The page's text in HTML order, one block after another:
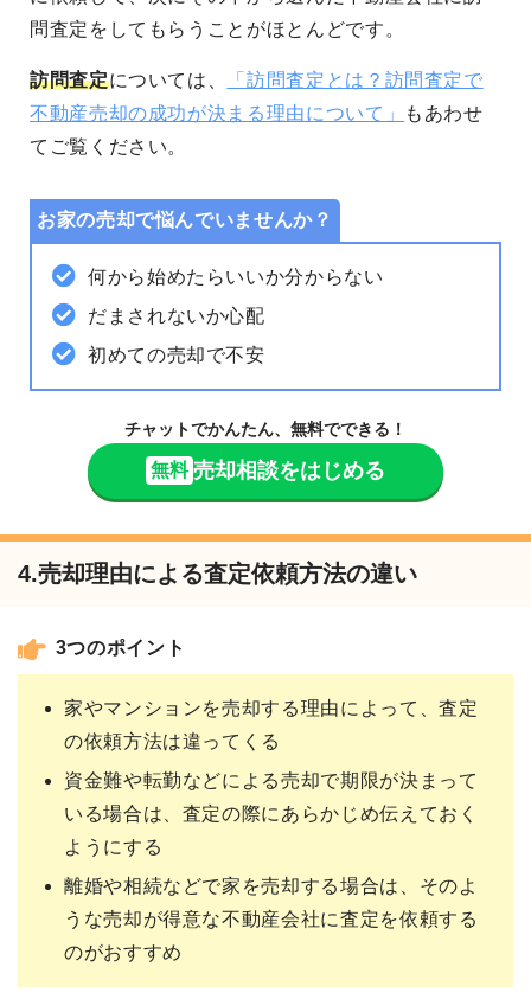
問査定をしてもらうことがほとんどです。
訪問査定については、
「訪問査定とは？訪問査定で
不動産売却の成功が決まる理由について」
もあわせ
てご覧ください。
お家の売却で悩んでいませんか？
何から始めたらいいか分からない
だまされないか心配
初めての売却で不安
チャットでかんたん、無料でできる！
無料 売却相談をはじめる
4.売却理由による査定依頼方法の違い
3つのポイント
家やマンションを売却する理由によって、査定
の依頼方法は違ってくる
資金難や転勤などによる売却で期限が決まって
いる場合は、査定の際にあらかじめ伝えておく
ようにする
離婚や相続などで家を売却する場合は、そのよ
うな売却が得意な不動産会社に査定を依頼する
のがおすすめ